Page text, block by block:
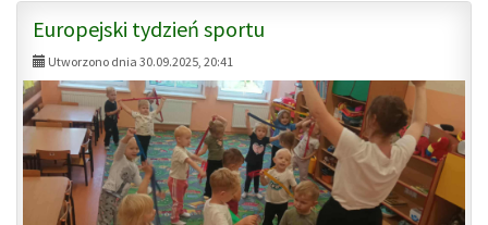
Europejski tydzień sportu
Utworzono dnia 30.09.2025, 20:41